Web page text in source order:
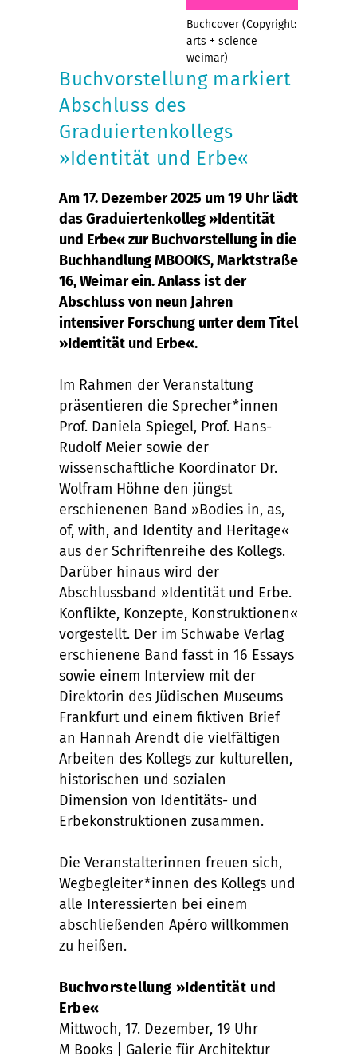
Buchcover (Copyright:
arts + science
weimar)
Buchvorstellung markiert
Abschluss des
Graduiertenkollegs
»Identität und Erbe«
Am 17. Dezember 2025 um 19 Uhr lädt
das Graduiertenkolleg »Identität
und Erbe« zur Buchvorstellung in die
Buchhandlung MBOOKS, Marktstraße
16, Weimar ein. Anlass ist der
Abschluss von neun Jahren
intensiver Forschung unter dem Titel
»Identität und Erbe«.
Im Rahmen der Veranstaltung
präsentieren die Sprecher*innen
Prof. Daniela Spiegel, Prof. Hans-
Rudolf Meier sowie der
wissenschaftliche Koordinator Dr.
Wolfram Höhne den jüngst
erschienenen Band »Bodies in, as,
of, with, and Identity and Heritage«
aus der Schriftenreihe des Kollegs.
Darüber hinaus wird der
Abschlussband »Identität und Erbe.
Konflikte, Konzepte, Konstruktionen«
vorgestellt. Der im Schwabe Verlag
erschienene Band fasst in 16 Essays
sowie einem Interview mit der
Direktorin des Jüdischen Museums
Frankfurt und einem fiktiven Brief
an Hannah Arendt die vielfältigen
Arbeiten des Kollegs zur kulturellen,
historischen und sozialen
Dimension von Identitäts- und
Erbekonstruktionen zusammen.
Die Veranstalterinnen freuen sich,
Wegbegleiter*innen des Kollegs und
alle Interessierten bei einem
abschließenden Apéro willkommen
zu heißen.
Buchvorstellung »Identität und
Erbe«
Mittwoch, 17. Dezember, 19 Uhr
M Books | Galerie für Architektur